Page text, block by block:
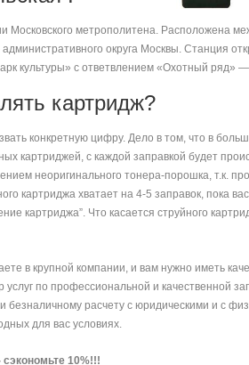
Московского метрополитена. Расположена
округа Москвы. Станция
культуры» с ответвлением «Охотный ряд»
картридж?
конкретную цифру. Дело в том, что в
картриджей, с каждой заправкой будет
неоригинального тонера-порошка, т.к.
картриджа хватает на 4-5 заправок, пока
картриджа”. Что касается струйного
в крупной компании, и вам нужно иметь
по профессиональной и качественной
безналичному расчету с юридическими и с
для вас условиях.
10%!!!